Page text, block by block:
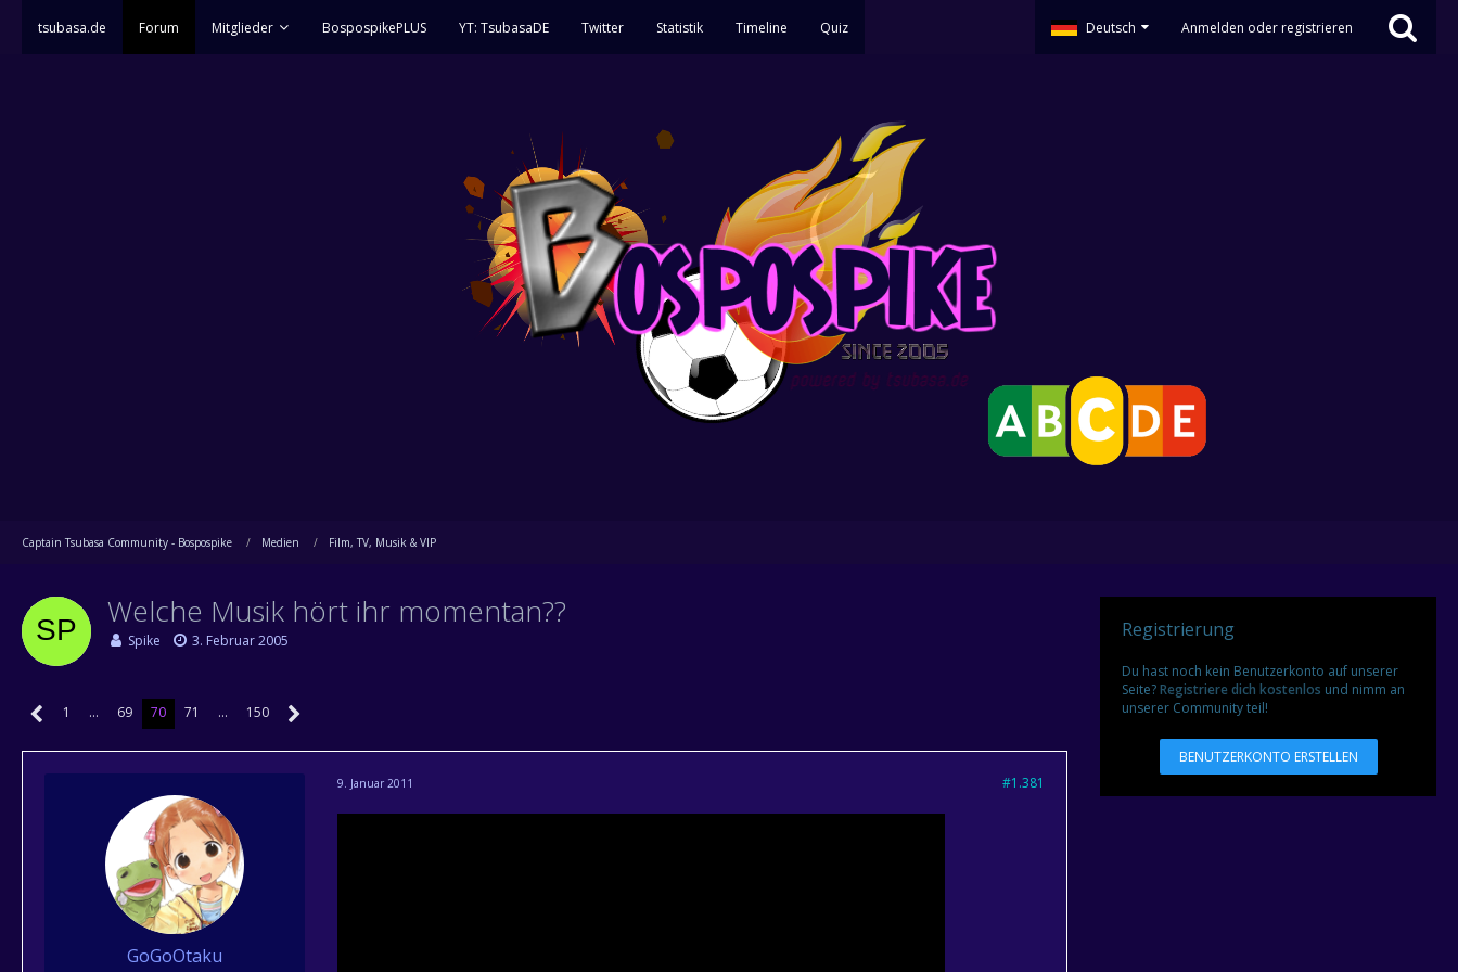
tsubasa.de Forum Mitglieder BospospikePLUS YT: TsubasaDE Twitter Statistik Timeline Quiz Deutsch Anmelden oder registrieren
Captain Tsubasa Community - Bospospike Medien Film, TV, Musik & VIP
Welche Musik hört ihr momentan??
Spike 3. Februar 2005
1 … 69 70 71 … 150
GoGoOtaku
9. Januar 2011 #1.381
Registrierung
Du hast noch kein Benutzerkonto auf unserer
Seite?Registriere dich kostenlos und nimm an
unserer Community teil!
BENUTZERKONTO ERSTELLEN